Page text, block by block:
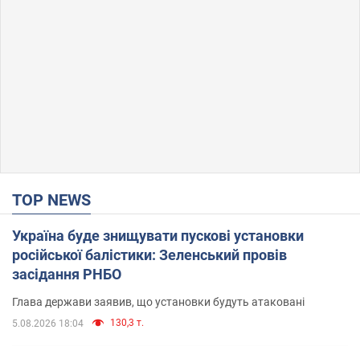
TOP NEWS
Україна буде знищувати пускові установки
російської балістики: Зеленський провів
засідання РНБО
Глава держави заявив, що установки будуть атаковані
5.08.2026 18:04 130,3 т.